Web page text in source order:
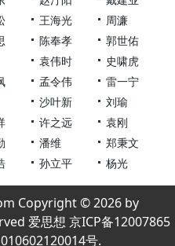
王海光
周濂
陈奉孝
郭世佑
袁伟时
史啸虎
孟令伟
雷一宁
沙叶新
刘瑜
许之远
袁刚
潘维
郑秉文
孙立平 杨光
Copyright © 2026 by
爱思想 京ICP备12007865
号.